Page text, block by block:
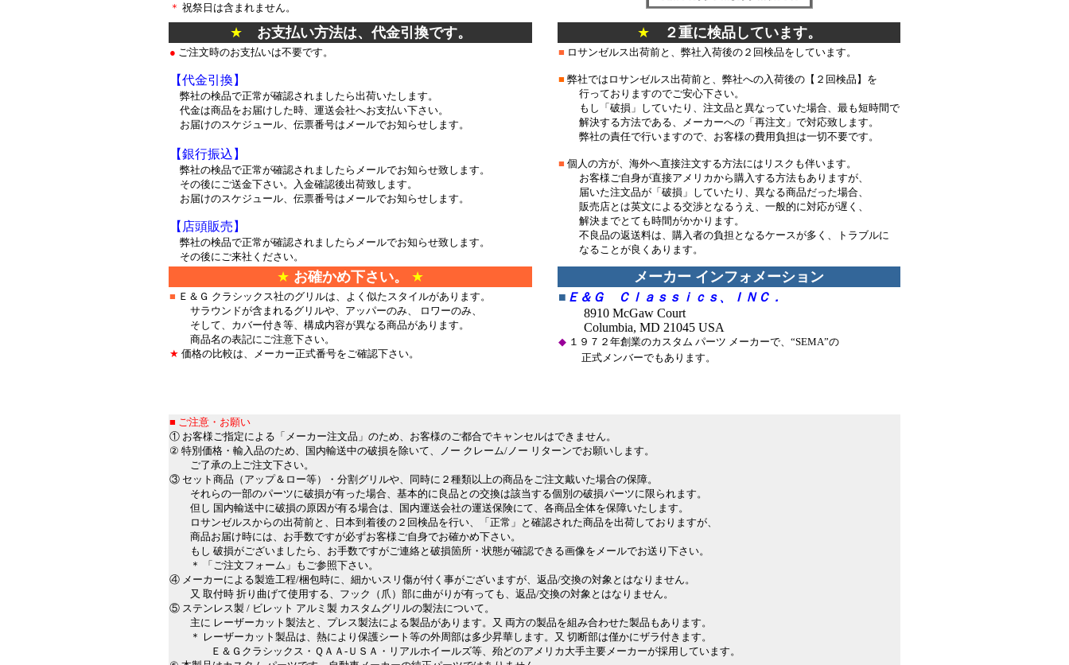
＊ 祝祭日は含まれません。
★ お支払い方法は、代金引換です。 ★ ２重に検品しています。
● ご注文時のお支払いは不要です。
【代金引換】
弊社の検品で正常が確認されましたら出荷いたします。
代金は商品をお届けした時、運送会社へお支払い下さい。
お届けのスケジュール、伝票番号はメールでお知らせします。
【銀行振込】
弊社の検品で正常が確認されましたらメールでお知らせ致します。
その後にご送金下さい。入金確認後出荷致します。
お届けのスケジュール、伝票番号はメールでお知らせします。
【店頭販売】
弊社の検品で正常が確認されましたらメールでお知らせ致します。
その後にご来社ください。
■ ロサンゼルス出荷前と、弊社入荷後の２回検品をしています。
■ 弊社ではロサンゼルス出荷前と、弊社への入荷後の【２回検品】を
行っておりますのでご安心下さい。
もし「破損」していたり、注文品と異なっていた場合、最も短時間で
解決する方法である、メーカーへの「再注文」で対応致します。
弊社の責任で行いますので、お客様の費用負担は一切不要です。
■ 個人の方が、海外へ直接注文する方法にはリスクも伴います。
お客様ご自身が直接アメリカから購入する方法もありますが、
届いた注文品が「破損」していたり、異なる商品だった場合、
販売店とは英文による交渉となるうえ、一般的に対応が遅く、
解決までとても時間がかかります。
不良品の返送料は、購入者の負担となるケースが多く、トラブルに
なることが良くあります。
★ お確かめ下さい。 ★ メーカー インフォメーション
■ Ｅ＆Ｇ クラシックス社のグリルは、よく似たスタイルがあります。
サラウンドが含まれるグリルや、アッパーのみ、 ロワーのみ、
そして、カバー付き等、構成内容が異なる商品があります。
商品名の表記にご注意下さい。
★ 価格の比較は、メーカー正式番号をご確認下さい。
■ Ｅ＆Ｇ Ｃｌａｓｓｉｃｓ、ＩＮＣ．
8910 McGaw Court
Columbia, MD 21045 USA
◆ １９７２年創業のカスタム パーツ メーカーで、“SEMA”の
正式メンバーでもあります。
■ ご注意・お願い
① お客様ご指定による「メーカー注文品」のため、お客様のご都合でキャンセルはできません。
② 特別価格・輸入品のため、国内輸送中の破損を除いて、ノー クレーム/ノー リターンでお願いします。
ご了承の上ご注文下さい。
③ セット商品（アップ＆ロー等）・分割グリルや、同時に２種類以上の商品をご注文戴いた場合の保障。
それらの一部のパーツに破損が有った場合、基本的に良品との交換は該当する個別の破損パーツに限られます。
但し 国内輸送中に破損の原因が有る場合は、国内運送会社の運送保険にて、各商品全体を保障いたします。
ロサンゼルスからの出荷前と、日本到着後の２回検品を行い、「正常」と確認された商品を出荷しておりますが、
商品お届け時には、お手数ですが必ずお客様ご自身でお確かめ下さい。
もし 破損がございましたら、お手数ですがご連絡と破損箇所・状態が確認できる画像をメールでお送り下さい。
＊ 「ご注文フォーム」もご参照下さい。
④ メーカーによる製造工程/梱包時に、細かいスリ傷が付く事がございますが、返品/交換の対象とはなりません。
又 取付時 折り曲げて使用する、フック（爪）部に曲がりが有っても、返品/交換の対象とはなりません。
⑤ ステンレス製 / ビレット アルミ製 カスタムグリルの製法について。
主に レーザーカット製法と、プレス製法による製品があります。又 両方の製品を組み合わせた製品もあります。
＊ レーザーカット製品は、熱により保護シート等の外周部は多少昇華します。又 切断部は僅かにザラ付きます。
Ｅ＆Ｇクラシックス・ＱＡＡ-ＵＳＡ・リアルホイールズ等、殆どのアメリカ大手主要メーカーが採用しています。